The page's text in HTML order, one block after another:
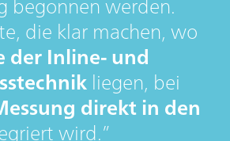
die klar machen, wo
der Inline- und
liegen, bei
direkt in den
wird.